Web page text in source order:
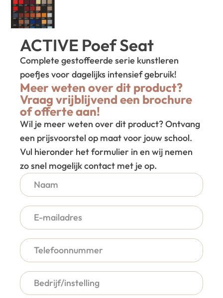
ACTIVE Poef Seat
Complete gestoffeerde serie kunstleren
poefjes voor dagelijks intensief gebruik!
Meer weten over dit product?
Vraag vrijblijvend een brochure
of offerte aan!
Wil je meer weten over dit product? Ontvang
een prijsvoorstel op maat voor jouw school.
Vul hieronder het formulier in en wij nemen
zo snel mogelijk contact met je op.